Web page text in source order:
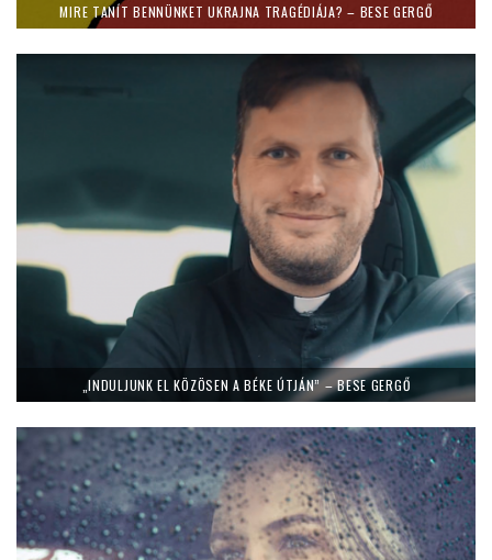
MIRE TANÍT BENNÜNKET UKRAJNA TRAGÉDIÁJA? – BESE GERGŐ
„INDULJUNK EL KÖZÖSEN A BÉKE ÚTJÁN” – BESE GERGŐ